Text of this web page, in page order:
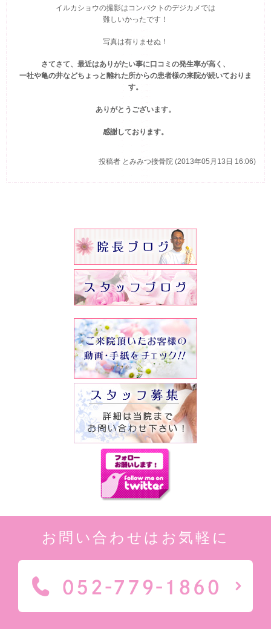
イルカショウの撮影はコンパクトのデジカメでは
難しいかったです！
写真は有りませぬ！
さてさて、最近はありがたい事に口コミの発生率が高く、
一社や亀の井などちょっと離れた所からの患者様の来院が続いておりま
す。
ありがとうございます。
感謝しております。
投稿者 とみみつ接骨院 (2013年05月13日 16:06)
お問い合わせはお気軽に